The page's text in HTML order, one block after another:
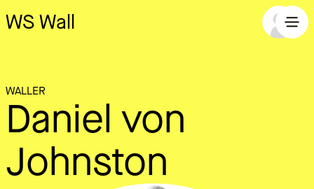
WS Wall
WALLER
Daniel von
Johnston